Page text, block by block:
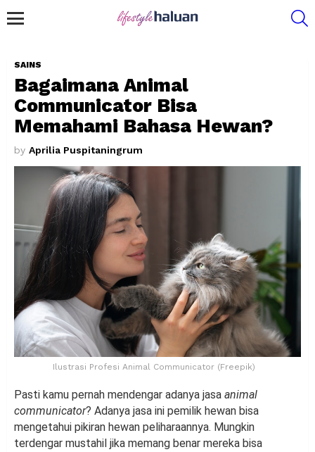
SAINS
Bagaimana Animal
Communicator Bisa
Memahami Bahasa Hewan?
by Aprilia Puspitaningrum
Ilustrasi Profesi Animal Communicator (Freepik)
Pasti kamu pernah mendengar adanya jasa animal
communicator? Adanya jasa ini pemilik hewan bisa
mengetahui pikiran hewan peliharaannya. Mungkin
terdengar mustahil jika memang benar mereka bisa